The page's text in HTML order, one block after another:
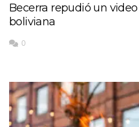
Becerra repudió un
boliviana
0